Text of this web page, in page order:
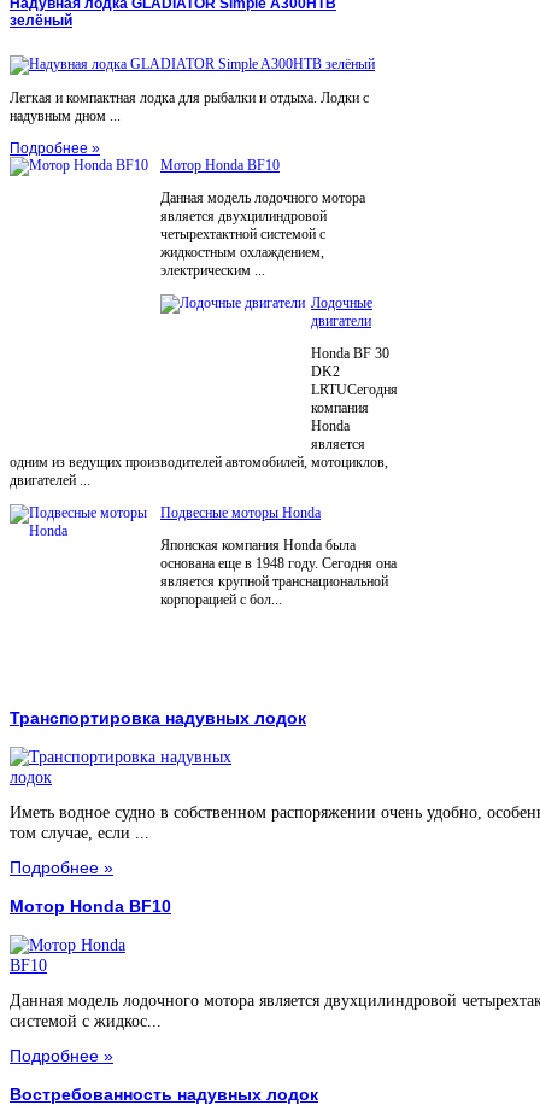
Надувная лодка GLADIATOR Simple A300НТВ
зелёный
Легкая и компактная лодка для рыбалки и отдыха. Лодки с
надувным дном ...
Подробнее »
Мотор Honda BF10
Данная модель лодочного мотора
является двухцилиндровой
четырехтактной системой с
жидкостным охлаждением,
электрическим ...
Лодочные
двигатели
Honda BF 30
DK2
LRTUСегодня
компания
Honda
является
одним из ведущих производителей автомобилей, мотоциклов,
двигателей ...
Подвесные моторы Honda
Японская компания Honda была
основана еще в 1948 году. Сегодня она
является крупной транснациональной
корпорацией с бол...
Транспортировка надувных лодок
Иметь водное судно в собственном распоряжении очень удобно,
том случае, если ...
Подробнее »
Мотор Honda BF10
Данная модель лодочного мотора является двухцилиндровой
системой с жидкос...
Подробнее »
Востребованность надувных лодок